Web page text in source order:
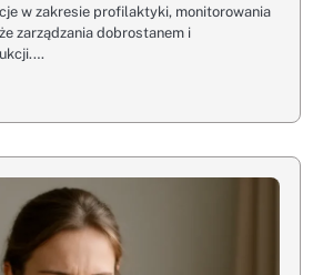
w zakresie profilaktyki, monitorowania
zarządzania dobrostanem i